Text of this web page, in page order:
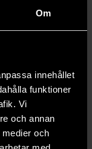
Om
innehållet
funktioner
Vi
och annan
och